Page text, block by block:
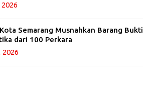
Semarang Musnahkan Barang Bukti
dari 100 Perkara